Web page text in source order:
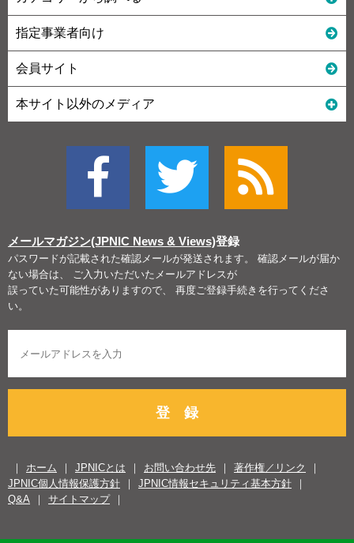
指定事業者向け
会員サイト
本サイト以外のメディア
メールマガジン(JPNIC News & Views)登録
パスワードが記載された確認メールが発送されます。 確認メールが届か
ない場合は、 ご入力いただいたメールアドレスが
誤っていた可能性がありますので、 再度ご登録手続きを行ってくださ
い。
登 録
ホーム JPNICとは お問い合わせ先
著作権／リンク
JPNIC個人情報保護方針
JPNIC情報セキュリティ基本方針
Q&A
サイトマップ